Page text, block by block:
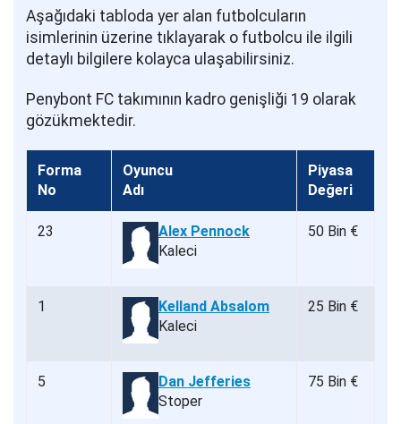
Aşağıdaki tabloda yer alan futbolcuların
isimlerinin üzerine tıklayarak o futbolcu ile ilgili
detaylı bilgilere kolayca ulaşabilirsiniz.
Penybont FC takımının kadro genişliği 19 olarak
gözükmektedir.
Forma
No
Oyuncu
Adı
Piyasa
Değeri
23
Alex Pennock
Kaleci
50 Bin €
1
Kelland Absalom
Kaleci
25 Bin €
5
Dan Jefferies
Stoper
75 Bin €